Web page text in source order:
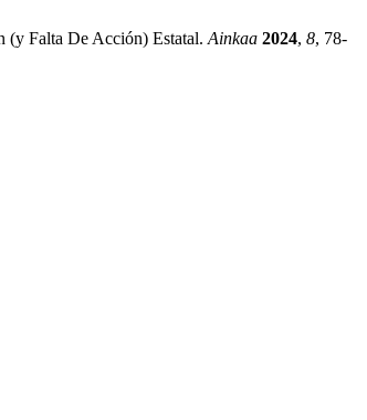
(y Falta De Acción) Estatal. Ainkaa 2024, 8, 78-